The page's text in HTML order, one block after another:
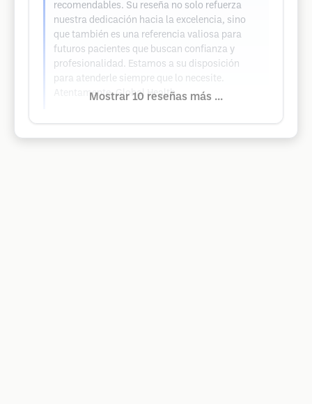
recomendables. Su reseña no solo refuerza
nuestra dedicación hacia la excelencia, sino
que también es una referencia valiosa para
futuros pacientes que buscan confianza y
profesionalidad. Estamos a su disposición
para atenderle siempre que lo necesite.
Atentamente, Global Health
Mostrar 10 reseñas más ...